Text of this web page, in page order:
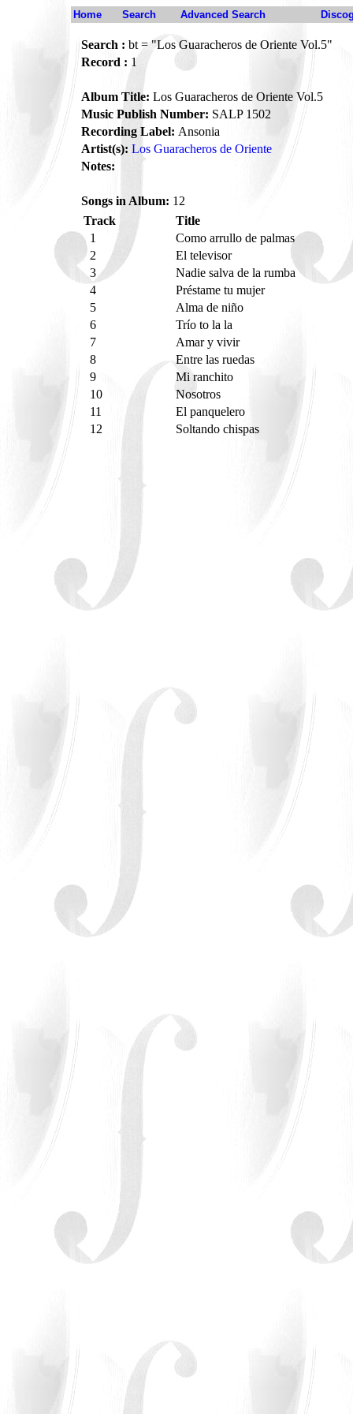
Home Search Advanced Search
Search : bt = "Los Guaracheros de Oriente Vol.5"
Record : 1
Album Title: Los Guaracheros de Oriente Vol.5
Music Publish Number: SALP 1502
Recording Label: Ansonia
Artist(s): Los Guaracheros de Oriente
Notes:
Songs in Album: 12
Track
Title
1
Como arrullo de palmas
2
El televisor
3
Nadie salva de la rumba
4
Préstame tu mujer
5
Alma de niño
6
Trío to la la
7
Amar y vivir
8
Entre las ruedas
9
Mi ranchito
10
Nosotros
11
El panquelero
12
Soltando chispas